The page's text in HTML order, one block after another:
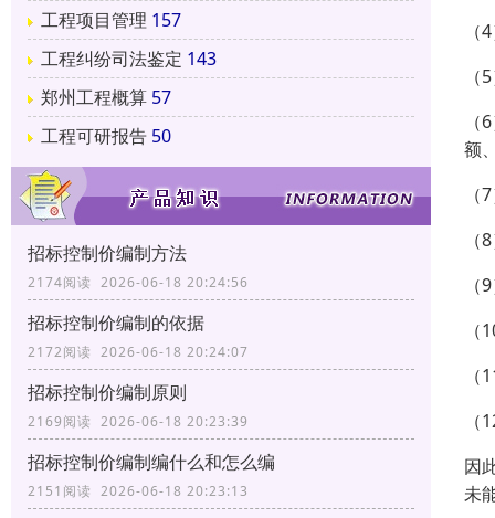
工程项目管理 157
工程纠纷司法鉴定 143
郑州工程概算 57
工程可研报告 50
招标控制价编制方法
2174阅读 2026-06-18 20:24:56
招标控制价编制的依据
2172阅读 2026-06-18 20:24:07
招标控制价编制原则
2169阅读 2026-06-18 20:23:39
招标控制价编制编什么和怎么编
2151阅读 2026-06-18 20:23:13
额
因
未